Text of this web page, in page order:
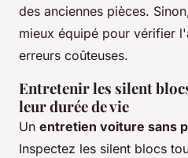
des anciennes pièces.
mieux équipé pour vérifier
erreurs coûteuses.
Entretenir les silent
leur durée de vie
Un entretien voiture sans
Inspectez les silent blocs